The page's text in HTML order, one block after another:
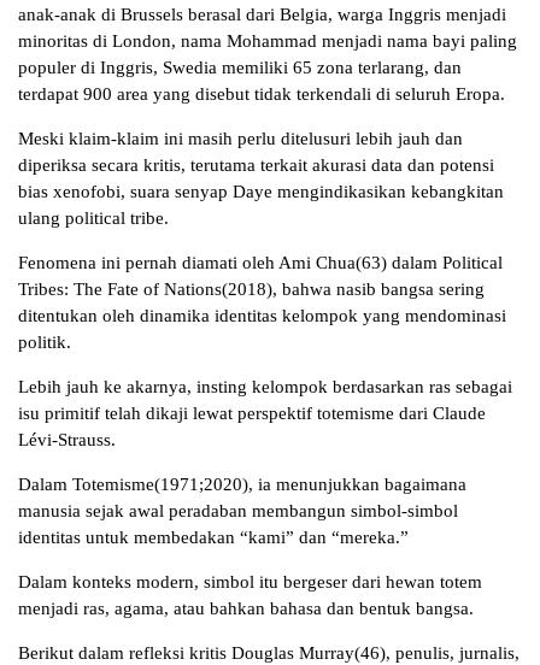
anak-anak di Brussels berasal dari Belgia, warga Inggris menjadi
minoritas di London, nama Mohammad menjadi nama bayi paling
populer di Inggris, Swedia memiliki 65 zona terlarang, dan
terdapat 900 area yang disebut tidak terkendali di seluruh Eropa.
Meski klaim-klaim ini masih perlu ditelusuri lebih jauh dan
diperiksa secara kritis, terutama terkait akurasi data dan potensi
bias xenofobi, suara senyap Daye mengindikasikan kebangkitan
ulang political tribe.
Fenomena ini pernah diamati oleh Ami Chua(63) dalam Political
Tribes: The Fate of Nations(2018), bahwa nasib bangsa sering
ditentukan oleh dinamika identitas kelompok yang mendominasi
politik.
Lebih jauh ke akarnya, insting kelompok berdasarkan ras sebagai
isu primitif telah dikaji lewat perspektif totemisme dari Claude
Lévi-Strauss.
Dalam Totemisme(1971;2020), ia menunjukkan bagaimana
manusia sejak awal peradaban membangun simbol-simbol
identitas untuk membedakan “kami” dan “mereka.”
Dalam konteks modern, simbol itu bergeser dari hewan totem
menjadi ras, agama, atau bahkan bahasa dan bentuk bangsa.
Berikut dalam refleksi kritis Douglas Murray(46), penulis, jurnalis,